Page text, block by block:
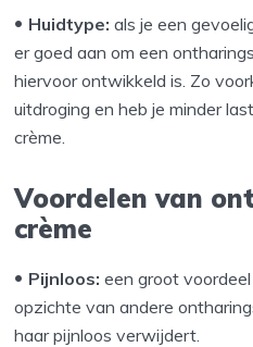
Huidtype:als je een
er goed aan om een
hiervoor ontwikkeld is. Zo
uitdroging en heb je minder
crème.
Voordelen van
crème
Pijnloos:een groot
opzichte van andere
haar pijnloos verwijdert.